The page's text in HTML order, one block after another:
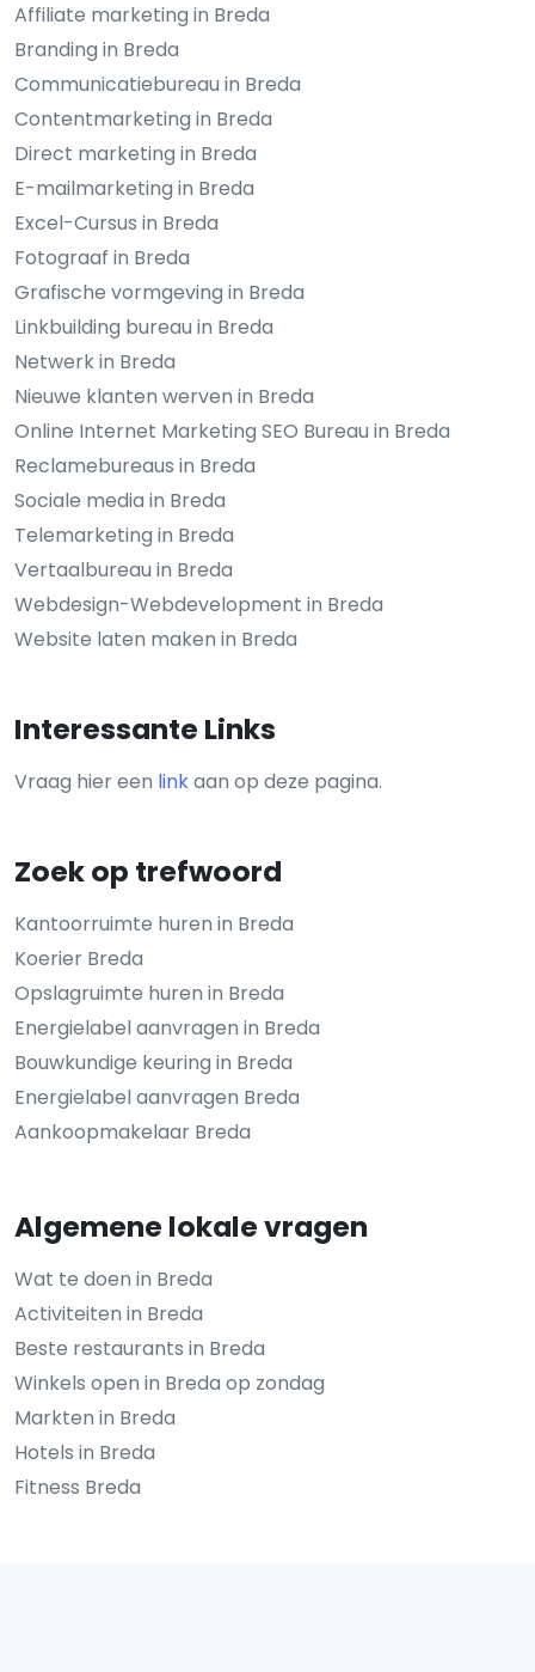
Affiliate marketing in Breda
Branding in Breda
Communicatiebureau in Breda
Contentmarketing in Breda
Direct marketing in Breda
E-mailmarketing in Breda
Excel-Cursus in Breda
Fotograaf in Breda
Grafische vormgeving in Breda
Linkbuilding bureau in Breda
Netwerk in Breda
Nieuwe klanten werven in Breda
Online Internet Marketing SEO Bureau in Breda
Reclamebureaus in Breda
Sociale media in Breda
Telemarketing in Breda
Vertaalbureau in Breda
Webdesign-Webdevelopment in Breda
Website laten maken in Breda
Interessante Links
Vraag hier een linkaan op deze pagina.
Zoek op trefwoord
Kantoorruimte huren in Breda
Koerier Breda
Opslagruimte huren in Breda
Energielabel aanvragen in Breda
Bouwkundige keuring in Breda
Energielabel aanvragen Breda
Aankoopmakelaar Breda
Algemene lokale vragen
Wat te doen in Breda
Activiteiten in Breda
Beste restaurants in Breda
Winkels open in Breda op zondag
Markten in Breda
Hotels in Breda
Fitness Breda